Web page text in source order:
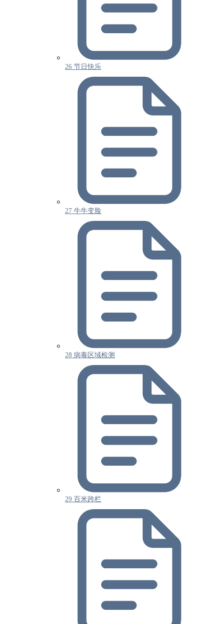
26 节日快乐
27 牛牛变脸
28 病毒区域检测
29 百米跨栏